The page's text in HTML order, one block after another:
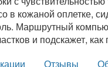
в кожаной оплетке,
Маршрутный
и подскажет,
Отзывы